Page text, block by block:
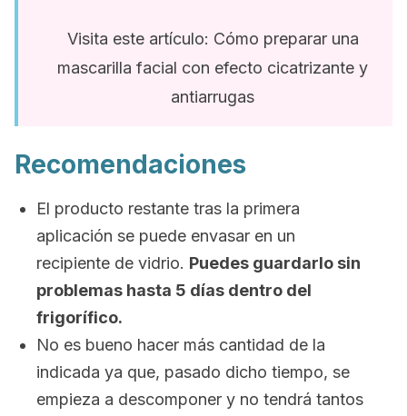
Visita este artículo: Cómo preparar una
mascarilla facial con efecto cicatrizante y
antiarrugas
Recomendaciones
El producto restante tras la primera
aplicación se puede envasar en un
recipiente de vidrio. Puedes guardarlo sin
problemas hasta 5 días dentro del
frigorífico.
No es bueno hacer más cantidad de la
indicada ya que, pasado dicho tiempo, se
empieza a descomponer y no tendrá tantos